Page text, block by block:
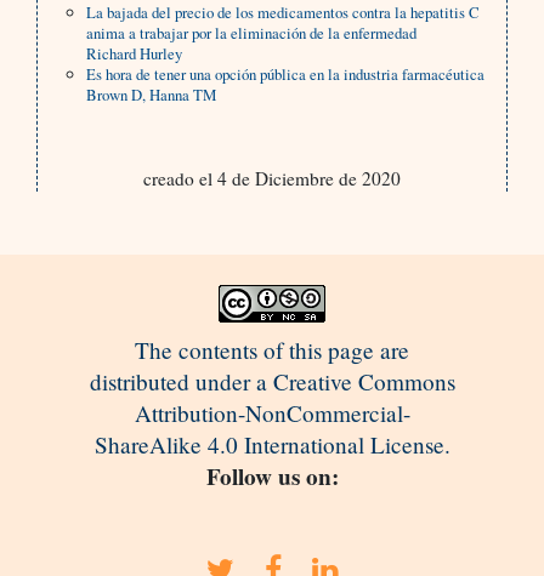
La bajada del precio de los medicamentos contra la hepatitis C
anima a trabajar por la eliminación de la enfermedad
Richard Hurley
Es hora de tener una opción pública en la industria farmacéutica
Brown D, Hanna TM
creado el 4 de Diciembre de 2020
The contents of this page are
distributed under a Creative Commons
Attribution-NonCommercial-
ShareAlike 4.0 International License.
Follow us on: